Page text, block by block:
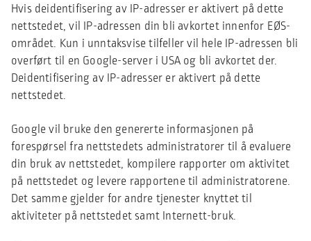
Hvis deidentifisering av IP-adresser er aktivert på dette
nettstedet, vil IP-adressen din bli avkortet innenfor EØS-
området. Kun i unntaksvise tilfeller vil hele IP-adressen bli
overført til en Google-server i USA og bli avkortet der.
Deidentifisering av IP-adresser er aktivert på dette
nettstedet.
Google vil bruke den genererte informasjonen på
forespørsel fra nettstedets administratorer til å evaluere
din bruk av nettstedet, kompilere rapporter om aktivitet
på nettstedet og levere rapportene til administratorene.
Det samme gjelder for andre tjenester knyttet til
aktiviteter på nettstedet samt Internett-bruk.